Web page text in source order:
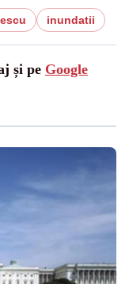
inundatii
și pe Google